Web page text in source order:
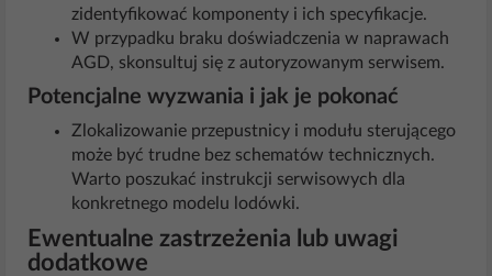
zidentyfikować komponenty i ich specyfikacje.
W przypadku braku doświadczenia w naprawach
AGD, skonsultuj się z autoryzowanym serwisem.
Potencjalne wyzwania i jak je pokonać
Zlokalizowanie przepustnicy i modułu sterującego
może być trudne bez schematów technicznych.
Warto poszukać instrukcji serwisowych dla
konkretnego modelu lodówki.
Ewentualne zastrzeżenia lub uwagi
dodatkowe